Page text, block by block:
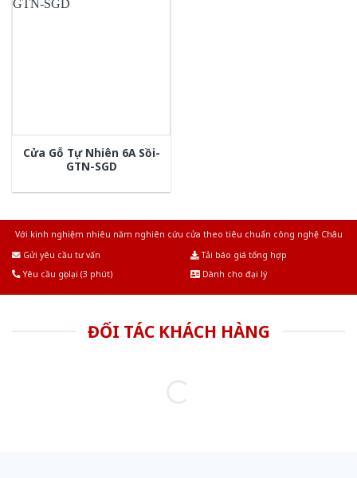
Cửa Gỗ Tự Nhiên 6A Sồi-
GTN-SGD
Với kinh nghiệm nhiêu năm nghiên cứu cửa theo tiêu chuẩn công nghệ Châu
Gửi yêu cầu tư vấn
Tải báo giá tổng hợp
Yêu cầu gọi lại (3 phút)
Dành cho đại lý
ĐỐI TÁC KHÁCH HÀNG